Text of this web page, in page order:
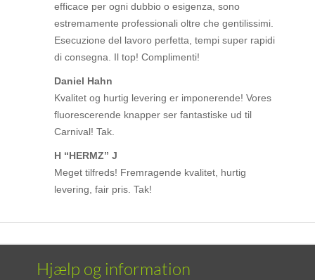
efficace per ogni dubbio o esigenza, sono
estremamente professionali oltre che gentilissimi.
Esecuzione del lavoro perfetta, tempi super rapidi
di consegna. Il top! Complimenti!
Daniel Hahn
Kvalitet og hurtig levering er imponerende! Vores
fluorescerende knapper ser fantastiske ud til
Carnival! Tak.
H “HERMZ” J
Meget tilfreds! Fremragende kvalitet, hurtig
levering, fair pris. Tak!
Hjælp og information